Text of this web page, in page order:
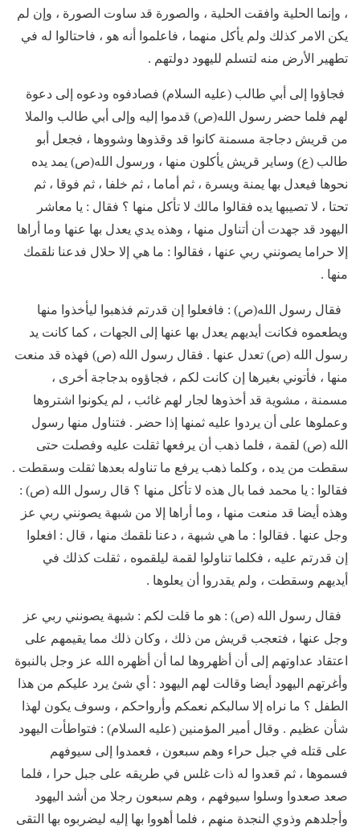
، وإنما الحلية وافقت الحلية ، والصورة قد ساوت الصورة ، وإن لم
يكن الامر كذلك ولم يأكل منهما ، فاعلموا أنه هو ، فاحتالوا له في
تطهير الأرض منه لتسلم لليهود دولتهم .
فجاؤوا إلى أبي طالب (عليه السلام) فصادفوه ودعوه إلى دعوة
لهم فلما حضر رسول الله(ص) قدموا إليه وإلى أبي طالب والملا
من قريش دجاجة مسمنة كانوا قد وقذوها وشووها ، فجعل أبو
طالب (ع) وساير قريش يأكلون منها ، ورسول الله(ص) يمد يده
نحوها فيعدل بها يمنة ويسرة ، ثم أماما ، ثم خلفا ، ثم فوقا ، ثم
تحتا ، لا تصيبها يده فقالوا مالك لا تأكل منها ؟ فقال : يا معاشر
اليهود قد جهدت أن أتناول منها ، وهذه يدي يعدل بها عنها وما أراها
إلا حراما يصونني ربي عنها ، فقالوا : ما هي إلا حلال فدعنا نلقمك
منها .
فقال رسول الله(ص) : فافعلوا إن قدرتم فذهبوا ليأخذوا منها
ويطعموه فكانت أيديهم يعدل بها عنها إلى الجهات ، كما كانت يد
رسول الله (ص) تعدل عنها . فقال رسول الله (ص) فهذه قد منعت
منها ، فأتوني بغيرها إن كانت لكم ، فجاؤوه بدجاجة أخرى ،
مسمنة ، مشوية قد أخذوها لجار لهم غائب ، لم يكونوا اشتروها
وعملوها على أن يردوا عليه ثمنها إذا حضر . فتناول منها رسول
الله (ص) لقمة ، فلما ذهب أن يرفعها ثقلت عليه وفصلت حتى
سقطت من يده ، وكلما ذهب يرفع ما تناوله بعدها ثقلت وسقطت .
فقالوا : يا محمد فما بال هذه لا تأكل منها ؟ قال رسول الله (ص) :
وهذه أيضا قد منعت منها ، وما أراها إلا من شبهة يصونني ربي عز
وجل عنها . فقالوا : ما هي شبهة ، دعنا نلقمك منها ، قال : افعلوا
إن قدرتم عليه ، فكلما تناولوا لقمة ليلقموه ، ثقلت كذلك في
أيديهم وسقطت ، ولم يقدروا أن يعلوها .
فقال رسول الله (ص) : هو ما قلت لكم : شبهة يصونني ربي عز
وجل عنها ، فتعجب قريش من ذلك ، وكان ذلك مما يقيمهم على
اعتقاد عداوتهم إلى أن أظهروها لما أن أظهره الله عز وجل بالنبوة
وأغرتهم اليهود أيضا وقالت لهم اليهود : أي شئ يرد عليكم من هذا
الطفل ؟ ما نراه إلا سالبكم نعمكم وأرواحكم ، وسوف يكون لهذا
شأن عظيم . وقال أمير المؤمنين (عليه السلام) : فتواطأت اليهود
على قتله في جبل حراء وهم سبعون ، فعمدوا إلى سيوفهم
فسموها ، ثم قعدوا له ذات غلس في طريقه على جبل حرا ، فلما
صعد صعدوا وسلوا سيوفهم ، وهم سبعون رجلا من أشد اليهود
وأجلدهم وذوي النجدة منهم ، فلما أهووا بها إليه ليضربوه بها التقى